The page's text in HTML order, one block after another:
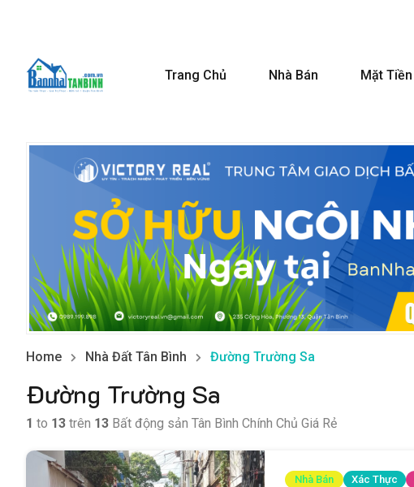
Trang Chủ Nhà Bán Mặt Tiền
Home Nhà Đất Tân Bình Đường Trường Sa
Đường Trường Sa
1 to 13 trên 13 Bất động sản Tân Bình Chính Chủ Giá Rẻ
Nhà Bán Xác Thực